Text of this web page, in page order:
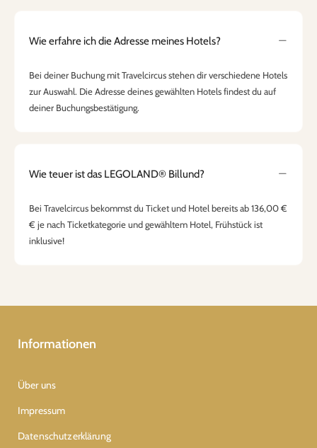
Wie erfahre ich die Adresse meines Hotels?
Bei deiner Buchung mit Travelcircus stehen dir verschiedene Hotels
zur Auswahl. Die Adresse deines gewählten Hotels findest du auf
deiner Buchungsbestätigung.
Wie teuer ist das LEGOLAND® Billund?
Bei Travelcircus bekommst du Ticket und Hotel bereits ab 136,00 €
€ je nach Ticketkategorie und gewähltem Hotel, Frühstück ist
inklusive!
Informationen
Über uns
Impressum
Datenschutzerklärung